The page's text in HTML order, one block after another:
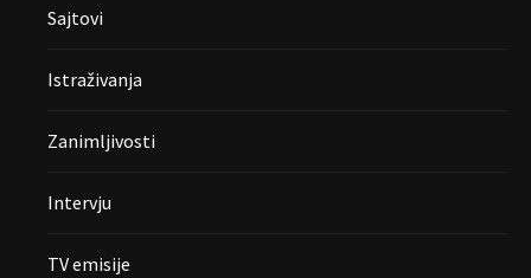
Sajtovi
Istraživanja
Zanimljivosti
Intervju
TV emisije